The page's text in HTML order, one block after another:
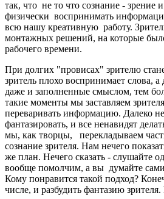
так, что не то что сознание - зрение
физически воспринимать
всю нашу креативную работу.
монтажных решений, на которые
рабочего времени.
При долгих "провисах" зрителю
зритель плохо воспринимает слова,
даже и заполненные смыслом, тем
такие моменты мы заставляем
переваривать информацию. Далеко
фантазировать, и все ненавидят
мы, как творцы, перекладываем
сознание зрителя. Нам нечего
же план. Нечего сказать - слушайте
вообще помолчим, а вы думайте
Кому понравится такой подход?
числе, и разбудить фантазию зрителя.